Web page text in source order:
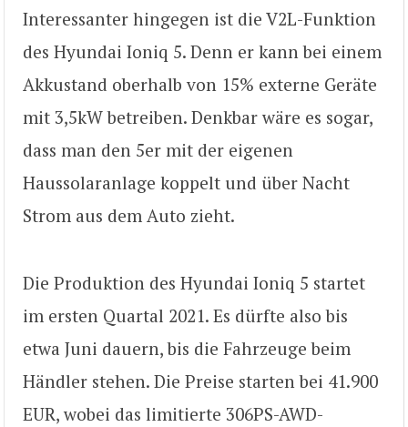
Interessanter hingegen ist die V2L-Funktion
des Hyundai Ioniq 5. Denn er kann bei einem
Akkustand oberhalb von 15% externe Geräte
mit 3,5kW betreiben. Denkbar wäre es sogar,
dass man den 5er mit der eigenen
Haussolaranlage koppelt und über Nacht
Strom aus dem Auto zieht.
Die Produktion des Hyundai Ioniq 5 startet
im ersten Quartal 2021. Es dürfte also bis
etwa Juni dauern, bis die Fahrzeuge beim
Händler stehen. Die Preise starten bei 41.900
EUR, wobei das limitierte 306PS-AWD-